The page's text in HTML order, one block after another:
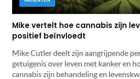
Mike vertelt hoe cannabis zijn
positief beïnvloedt
Mike Cutler deelt zijn aangrijpende
getuigenis over leven met kanker en
cannabis zijn behandeling en